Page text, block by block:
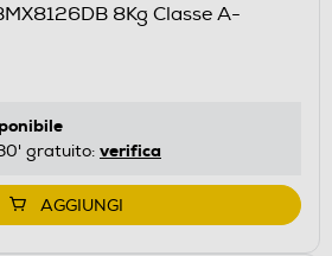
8Kg Classe A-
gratuito: verifica
AGGIUNGI